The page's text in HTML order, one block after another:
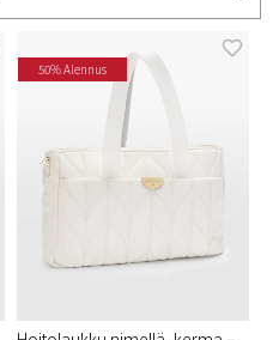
50% Alennus